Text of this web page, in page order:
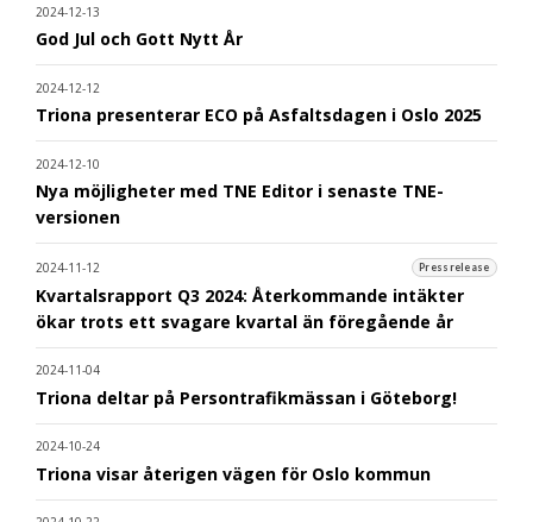
2024-12-13
God Jul och Gott Nytt År
2024-12-12
Triona presenterar ECO på Asfaltsdagen i Oslo 2025
2024-12-10
Nya möjligheter med TNE Editor i senaste TNE-
versionen
2024-11-12 Pressrelease
Kvartalsrapport Q3 2024: Återkommande intäkter
ökar trots ett svagare kvartal än föregående år
2024-11-04
Triona deltar på Persontrafikmässan i Göteborg!
2024-10-24
Triona visar återigen vägen för Oslo kommun